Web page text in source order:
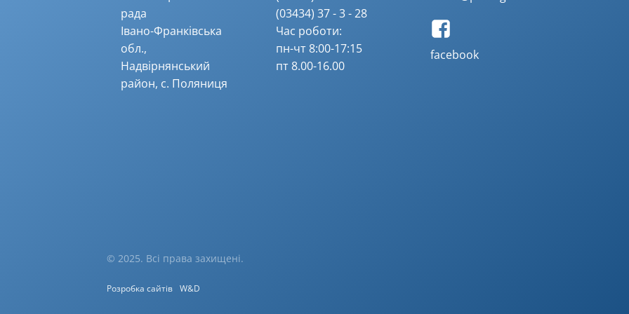
рада
Івано-Франківська
обл.,
Надвірнянський
район, с. Поляниця
(03434) 37 - 3 - 28
Час роботи:
пн-чт 8:00-17:15
пт 8.00-16.00
facebook
© 2025. Всі права захищені.
Розробка сайтів W&D